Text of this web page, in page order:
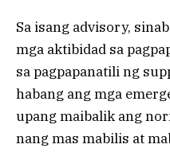
Sa isang advisory,
mga aktibidad sa
sa pagpapanatili ng
habang ang mga
upang maibalik ang
nang mas mabilis at